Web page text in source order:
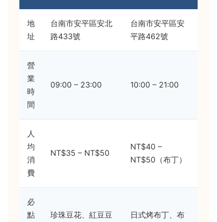
地
址
台南市安平區安北
路433號
台南市安平區安
平路462號
營
業
時
間
09:00 – 23:00 10:00 – 21:00
人
均
消
費
NT$35 – NT$50
NT$40 –
NT$50（布丁）
必
點
珍珠豆花、紅豆豆
日式烤布丁、布